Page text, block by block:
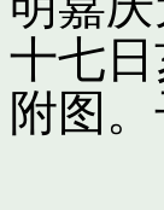
十七
附图。